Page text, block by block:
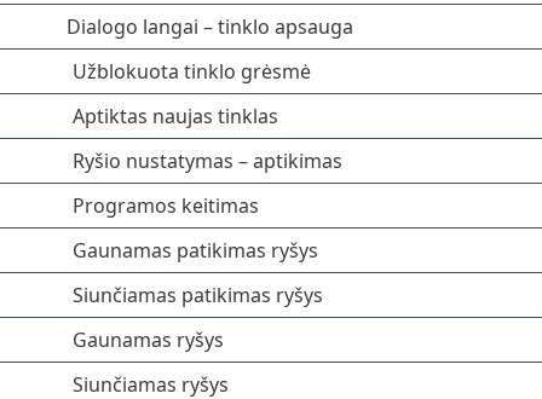
Dialogo langai – tinklo apsauga
Užblokuota tinklo grėsmė
Aptiktas naujas tinklas
Ryšio nustatymas – aptikimas
Programos keitimas
Gaunamas patikimas ryšys
Siunčiamas patikimas ryšys
Gaunamas ryšys
Siunčiamas ryšys